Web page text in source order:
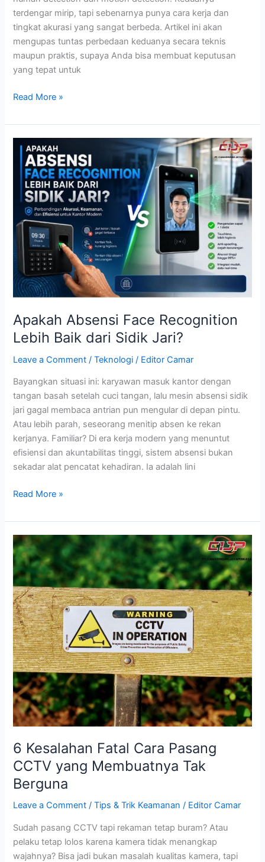
terdengar mirip, tapi sebenarnya punya cara kerja dan
tingkat akurasi yang sangat berbeda. Artikel ini akan
mengupas tuntas perbedaan keduanya secara teknis
maupun praktis, supaya Anda bisa membuat keputusan
yang tepat untuk
Read More »
Apakah Absensi Face Recognition
Lebih Baik dari Sidik Jari?
Leave a Comment /Teknologi / Editor Camar
Bayangkan situasi ini: karyawan masuk kantor dengan
tangan basah setelah cuci tangan, lalu mesin absensi sidik
jari gagal membaca antrian pun mengular di depan pintu.
Atau lebih parah, seseorang menitip absen ke rekan
kerjanya. Familiar? Di era kerja modern yang menuntut
efisiensi dan akuntabilitas tinggi, sistem absensi bukan
sekadar alat pencatat kehadiran. Ia adalah lini
Apakah
Absensi
Face
Recognition
Lebih
Baik
dari
Sidik
Jari?
Read More »
6 Kesalahan Fatal Cara Pasang
CCTV yang Membuatnya Tak
Berguna
Leave a Comment /Tips & Trik Keamanan / Editor Camar
Sudah pasang CCTV tapi rekaman tetap buram? Atau
pelaku tetap lolos karena kamera tidak menangkap
wajahnya? Bisa jadi bukan masalah kualitas kamera, tapi
6
Kesalahan
Fatal
Cara
Pasang
CCTV
yang
Membuatnya
Tak
Berguna